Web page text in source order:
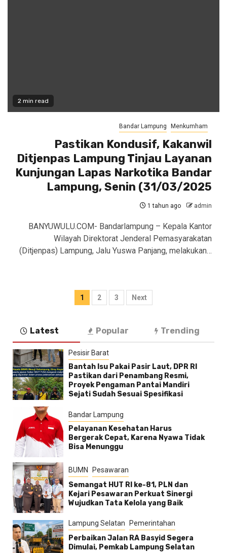
2 min read
Bandar Lampung Menkumham
Pastikan Kondusif, Kakanwil
Ditjenpas Lampung Tinjau Layanan
Kunjungan Lapas Narkotika Bandar
Lampung, Senin (31/03/2025
1 tahun ago admin
BANYUWULU.COM- Bandarlampung – Kepala Kantor
Wilayah Direktorat Jenderal Pemasyarakatan
(Ditjenpas) Lampung, Jalu Yuswa Panjang, melakukan…
Paginasi
1 2 3 Next
Latest Popular Trending
Pesisir Barat
Bantah Isu Pakai Pasir Laut, DPR RI
Pastikan dari Penambang Resmi,
Proyek Pengaman Pantai Mandiri
Sejati Sudah Sesuai Spesifikasi
Bandar Lampung
Pelayanan Kesehatan Harus
Bergerak Cepat, Karena Nyawa Tidak
Bisa Menunggu
BUMN Pesawaran
Semangat HUT RI ke-81, PLN dan
Kejari Pesawaran Perkuat Sinergi
Wujudkan Tata Kelola yang Baik
Lampung Selatan Pemerintahan
Perbaikan Jalan RA Basyid Segera
Dimulai, Pemkab Lampung Selatan